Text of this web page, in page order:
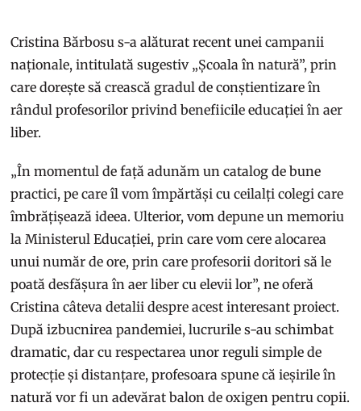
Cristina Bărbosu s-a alăturat recent unei campanii
naționale, intitulată sugestiv „Școala în natură”, prin
care dorește să crească gradul de conștientizare în
rândul profesorilor privind benefiicile educației în aer
liber.
„În momentul de față adunăm un catalog de bune
practici, pe care îl vom împărtăși cu ceilalți colegi care
îmbrățișează ideea. Ulterior, vom depune un memoriu
la Ministerul Educației, prin care vom cere alocarea
unui număr de ore, prin care profesorii doritori să le
poată desfășura în aer liber cu elevii lor”, ne oferă
Cristina câteva detalii despre acest interesant proiect.
După izbucnirea pandemiei, lucrurile s-au schimbat
dramatic, dar cu respectarea unor reguli simple de
protecție și distanțare, profesoara spune că ieșirile în
natură vor fi un adevărat balon de oxigen pentru copii.